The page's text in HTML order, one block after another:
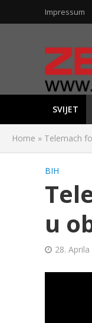
Impressum
SVIJET
Home » Telemach
BIH
u
28. Aprila